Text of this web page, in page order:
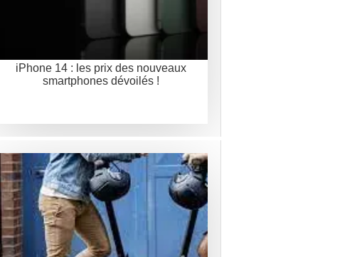
iPhone 14 : les prix des nouveaux
smartphones dévoilés !